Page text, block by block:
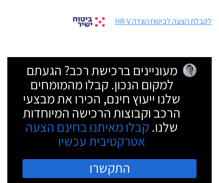
לקבלת הצעה לביטוח הונדה HR-V
מעוניינים ברכישת רכב? הגעתם
למקום הנכון. קבלו מהמומחים
שלנו ייעוץ חינם, הכירו את מבצעי
הרכב וקבוצות הרכישה המיוחדות
שלנו. קבלו מאיתנו בחינם הצעה
אטרקטיבית עכשיו
התקשרו